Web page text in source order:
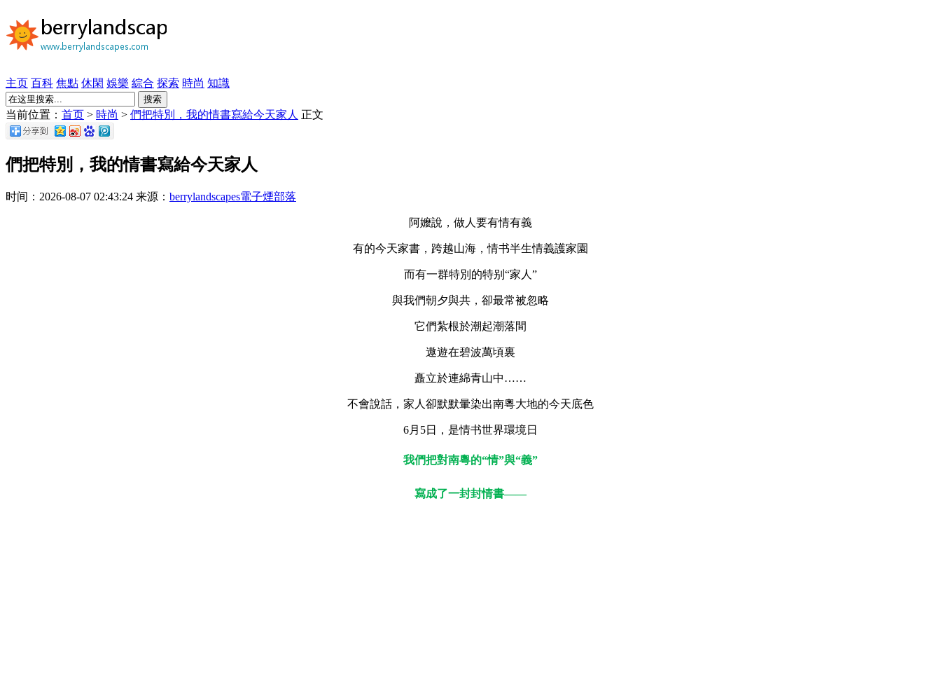
主页 百科 焦點 休閑 娛樂 綜合 探索 時尚 知識
搜索
当前位置： 首页 > 時尚 > 們把特別，我的情書寫給今天家人 正文
們把特別，我的情書寫給今天家人
时间：2026-08-07 02:43:24 来源： berrylandscapes電子煙部落
阿嬤說，做人要有情有義
有的今天家書，跨越山海，情书半生情義護家園
而有一群特別的特别“家人”
與我們朝夕與共，卻最常被忽略
它們紮根於潮起潮落間
遨遊在碧波萬頃裏
矗立於連綿青山中……
不會說話，家人卻默默暈染出南粵大地的今天底色
6月5日，是情书世界環境日
我們把對南粵的“情”與“義”
寫成了一封封情書——